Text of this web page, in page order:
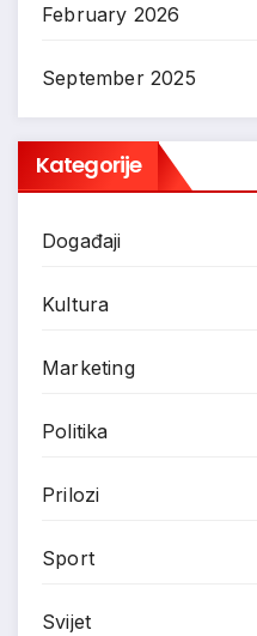
February 2026
September 2025
Kategorije
Događaji
Kultura
Marketing
Politika
Prilozi
Sport
Svijet